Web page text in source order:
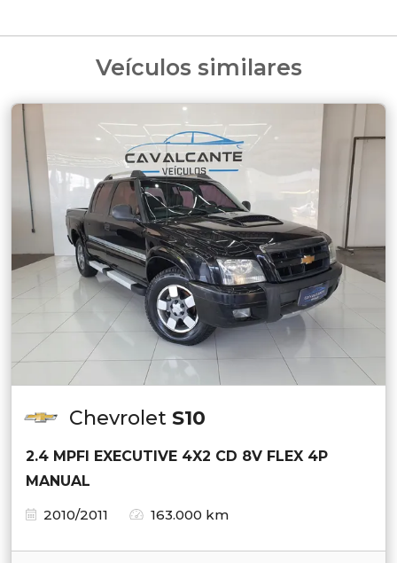
Veículos similares
Chevrolet S10
2.4 MPFI EXECUTIVE 4X2 CD 8V FLEX 4P
MANUAL
2010/2011
163.000 km